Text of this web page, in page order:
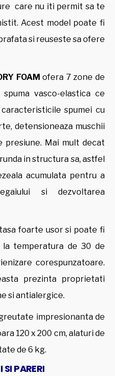
care nu iti permit sa te
Acest model poate fi
si reuseste sa ofere
FOAM ofera 7 zone de
vasco-elastica ce
spumei cu
detensioneaza muschii
presiune. Mai mult decat
in structura sa, astfel
acumulata pentru a
si dezvoltarea
foarte usor si poate fi
temperatura de 30 de
corespunzatoare.
prezinta proprietati
si antialergice.
impresionanta de
120 x 200 cm, alaturi de
de 6 kg.
PARERI